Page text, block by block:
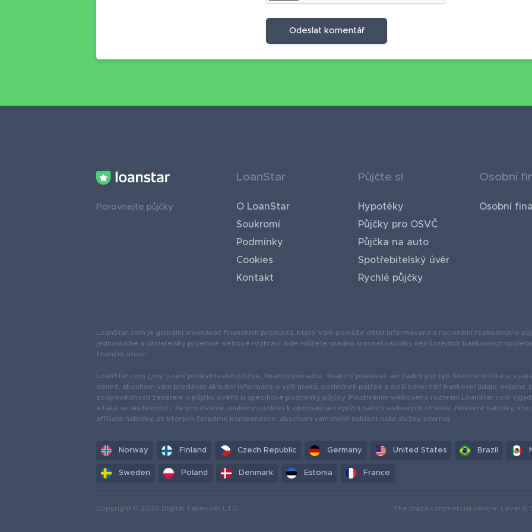
Odeslat komentář
Porovnejte půjčky
LoanStar
O LoanStar
Soukromí
Podmínky
Cookies
Kontakt
Půjčte si
Hypotéky
Půjčky pro OSVČ
Půjčka na auto
Spotřebitelský úvěr
Rychlé půjčky
Osobní
Osobní
LoanStar.com je globální srovnávač finančních produktů, který Vám pomůže dělat informovaná a racionální rozhodnutí o
jednoduché a uživatelsky příjemné webové rozhraní, kde můžete snadno srovnat nabídky nejrůznějších bankovních
finanční situaci.
LoanStar.com („my“) není poskytovatel půjček, finanční poradce, finanční plánovač ani žádný jiný typ finanční instituce v
denně, abychom vám předávali aktuální informace o výši úroků, podmínek půjček a další konkrétní bankovní údaje, nejsme
zodpovědností žadatele o půjčku ověřit si specifické podmínky půjčky. Používáním webového rozhraní LoanStar.com
a také se skutečností, že používáme soubory cookies k optimalizaci využití našich webových stránek. Některé nabídky,
affiliate nabídky, ze kterých čerpáme kompenzace, abychom vám mohli nabízet naše služby zdarma.
Norway Finland Czech Republic Germany United States Brazil
Sweden Poland Denmark Estonia France
Copyright © 2026 Digital Takeover LTD The plaza commercial centre, Level 8,